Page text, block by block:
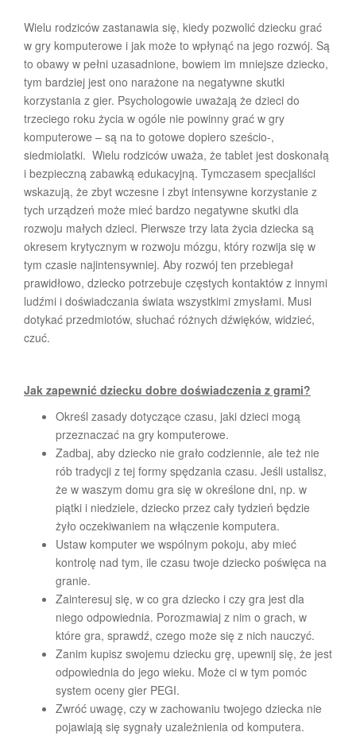
Wielu rodziców zastanawia się, kiedy pozwolić dziecku grać
w gry komputerowe i jak może to wpłynąć na jego rozwój. Są
to obawy w pełni uzasadnione, bowiem im mniejsze dziecko,
tym bardziej jest ono narażone na negatywne skutki
korzystania z gier. Psychologowie uważają że dzieci do
trzeciego roku życia w ogóle nie powinny grać w gry
komputerowe – są na to gotowe dopiero sześcio-,
siedmiolatki. Wielu rodziców uważa, że tablet jest doskonałą
i bezpieczną zabawką edukacyjną. Tymczasem specjaliści
wskazują, że zbyt wczesne i zbyt intensywne korzystanie z
tych urządzeń może mieć bardzo negatywne skutki dla
rozwoju małych dzieci. Pierwsze trzy lata życia dziecka są
okresem krytycznym w rozwoju mózgu, który rozwija się w
tym czasie najintensywniej. Aby rozwój ten przebiegał
prawidłowo, dziecko potrzebuje częstych kontaktów z innymi
ludźmi i doświadczania świata wszystkimi zmysłami. Musi
dotykać przedmiotów, słuchać różnych dźwięków, widzieć,
czuć.
Jak zapewnić dziecku dobre doświadczenia z grami?
Określ zasady dotyczące czasu, jaki dzieci mogą
przeznaczać na gry komputerowe.
Zadbaj, aby dziecko nie grało codziennie, ale też nie
rób tradycji z tej formy spędzania czasu. Jeśli ustalisz,
że w waszym domu gra się w określone dni, np. w
piątki i niedziele, dziecko przez cały tydzień będzie
żyło oczekiwaniem na włączenie komputera.
Ustaw komputer we wspólnym pokoju, aby mieć
kontrolę nad tym, ile czasu twoje dziecko poświęca na
granie.
Zainteresuj się, w co gra dziecko i czy gra jest dla
niego odpowiednia. Porozmawiaj z nim o grach, w
które gra, sprawdź, czego może się z nich nauczyć.
Zanim kupisz swojemu dziecku grę, upewnij się, że jest
odpowiednia do jego wieku. Może ci w tym pomóc
system oceny gier PEGI.
Zwróć uwagę, czy w zachowaniu twojego dziecka nie
pojawiają się sygnały uzależnienia od komputera.